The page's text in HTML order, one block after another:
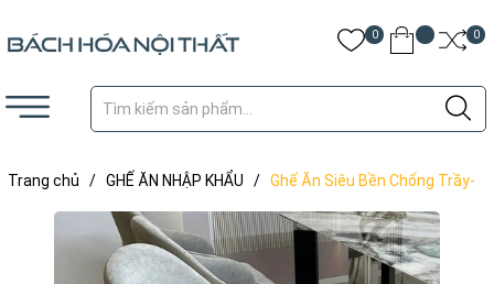
0 0
Trang chủ / GHẾ ĂN NHẬP KHẨU / Ghế Ăn Siêu Bền Chống Trầy-